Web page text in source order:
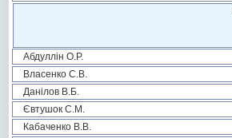
Абдуллін О.Р.
Власенко С.В.
Данілов В.Б.
Євтушок С.М.
Кабаченко В.В.